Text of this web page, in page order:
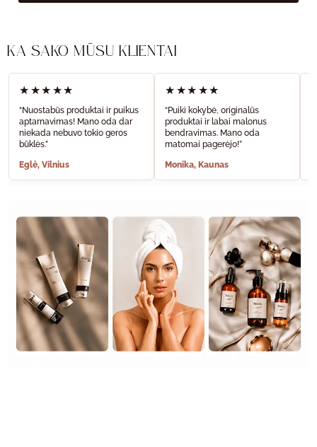
KĄ SAKO MŪSŲ KLIENTAI
★★★★★
“Nuostabūs produktai ir puikus
aptarnavimas! Mano oda dar
niekada nebuvo tokio geros
būklės.”
Eglė, Vilnius
★★★★★
“Puiki kokybė, originalūs
produktai ir labai malonus
bendravimas. Mano oda
matomai pagerėjo!”
Monika, Kaunas